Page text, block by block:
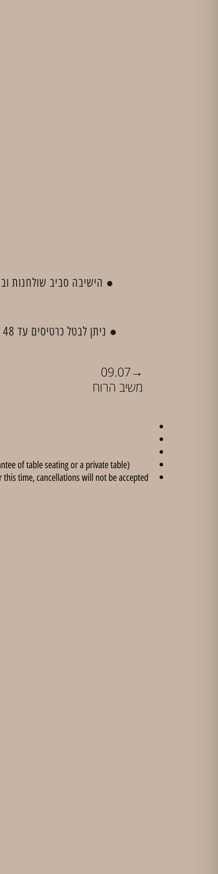
● הישיבה סביב שולחנות
● ניתן לבטל כרטיסים עד 48 שעות לפני קיום המופע, בכפוף לדמי ביטול בסך 5 ₪ לכרטיס. לאחר מועד זה לא יהיו ביטולים.
09.07→
משיב הרוח
of table seating or a private table).
time, cancellations will not be accepted.